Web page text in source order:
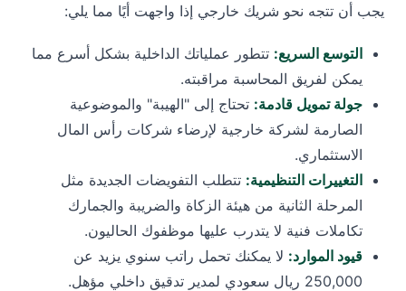
يجب أن تتجه نحو شريك خارجي إذا واجهت أيًا مما يلي:
التوسع السريع: تتطور عملياتك الداخلية بشكل أسرع مما
يمكن لفريق المحاسبة مراقبته.
جولة تمويل قادمة: تحتاج إلى "الهيبة" والموضوعية
الصارمة لشركة خارجية لإرضاء شركات رأس المال
الاستثماري.
التغييرات التنظيمية: تتطلب التفويضات الجديدة مثل
المرحلة الثانية من هيئة الزكاة والضريبة والجمارك
تكاملات فنية لا يتدرب عليها موظفوك الحاليون.
قيود الموارد: لا يمكنك تحمل راتب سنوي يزيد عن
250,000 ريال سعودي لمدير تدقيق داخلي مؤهل.